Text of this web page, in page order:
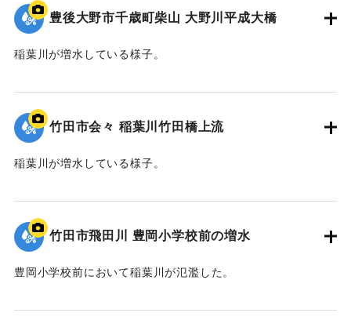
豊後大野市千歳町柴山 大野川平成大橋
稲葉川が増水している様子。
｜固有コード:00990068
竹田市会々 稲葉川竹田橋上流
稲葉川が増水している様子。
｜固有コード:00990067
竹田市飛田川 豊岡小学校前の増水
豊岡小学校前において稲葉川が氾濫した。
｜固有コード:00990066